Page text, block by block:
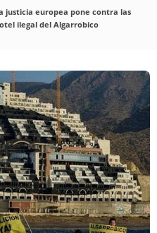
justicia europea pone contra las
ilegal del Algarrobico